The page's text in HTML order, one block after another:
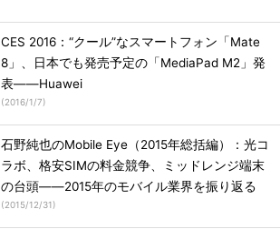
CES 2016：“クール”なスマートフォン「Mate
8」、日本でも発売予定の「MediaPad M2」発
表――Huawei
(2016/1/7)
石野純也のMobile Eye（2015年総括編）：光コ
ラボ、格安SIMの料金競争、ミッドレンジ端末
の台頭――2015年のモバイル業界を振り返る
(2015/12/31)